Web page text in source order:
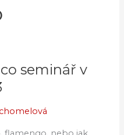
seminář v